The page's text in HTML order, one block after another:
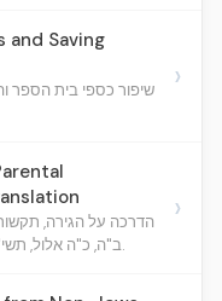
and Saving
שיפור כספי בית הספר
›
הדרכה על הגירה,
ב"ה, כ"ה אלול, תשי"ח ברוקלין.
›